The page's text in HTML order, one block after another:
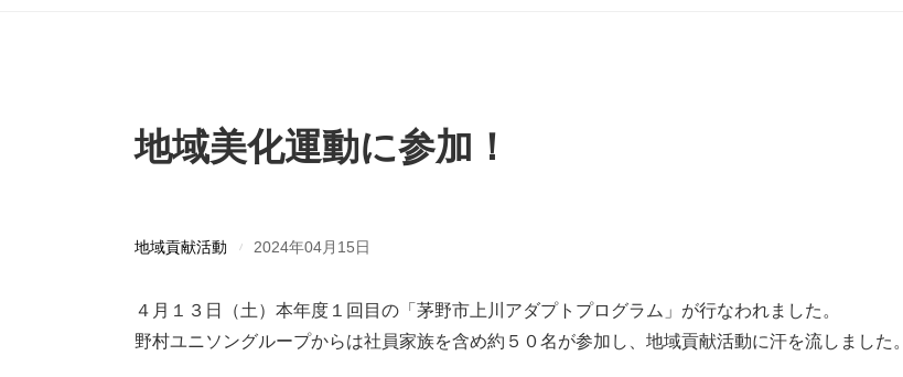
地域美化運動に参加！
地域貢献活動 2024年04月15日
４月１３日（土）本年度１回目の「茅野市上川アダプトプログラム」が行なわれました。
野村ユニソングループからは社員家族を含め約５０名が参加し、地域貢献活動に汗を流しました。